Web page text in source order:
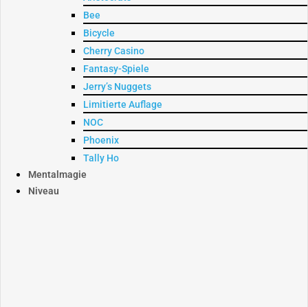
Bee
Bicycle
Cherry Casino
Fantasy-Spiele
Jerry’s Nuggets
Limitierte Auflage
NOC
Phoenix
Tally Ho
Mentalmagie
Niveau